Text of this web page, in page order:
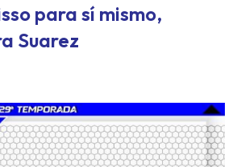
para sí mismo,
Suarez